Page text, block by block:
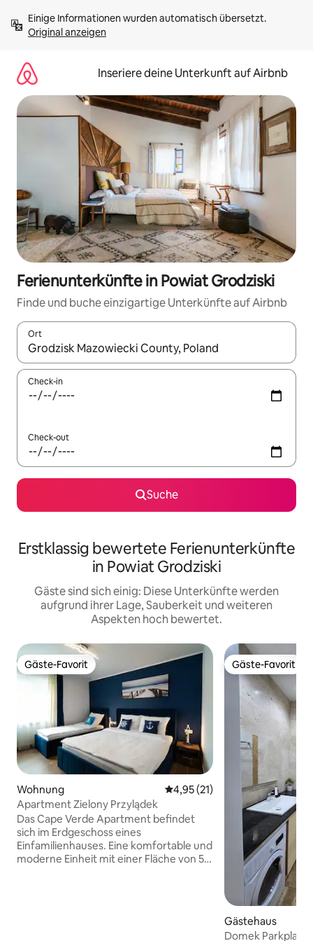
Inhalten
springenOriginal anzeigen
Inseriere deine Unterkunft auf Airbnb
Ferienunterkünfte in Powiat Grodziski
Finde und buche einzigartige Unterkünfte auf Airbnb
Ort
Wenn Ergebnisse verfügbar sind, navigiere mit den
Check-in
Check-out
Suche
Erstklassig bewertete Ferienunterkünfte
in Powiat Grodziski
Gäste sind sich einig: Diese Unterkünfte werden
aufgrund ihrer Lage, Sauberkeit und weiteren
Aspekten hoch bewertet.
Gäste-Favorit
Gäste-Favorit
Wohnung Durchschnittliche Bewertung:
4,95 (21)
Apartment Zielony Przylądek
Das Cape Verde Apartment befindet
sich im Erdgeschoss eines
Einfamilienhauses. Eine komfortable und
moderne Einheit mit einer Fläche von 55
Gäste-Favorit
Gäste-Favorit
Gästehaus
Domek Parkplatz